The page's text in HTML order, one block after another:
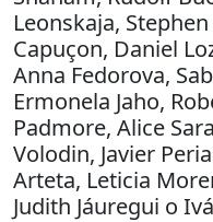
Leonskaja,
Capuçon, Daniel
Anna Fedorova,
Ermonela Jaho,
Padmore, Alice
Volodin, Javier
Arteta, Leticia
Judith Jáuregui o